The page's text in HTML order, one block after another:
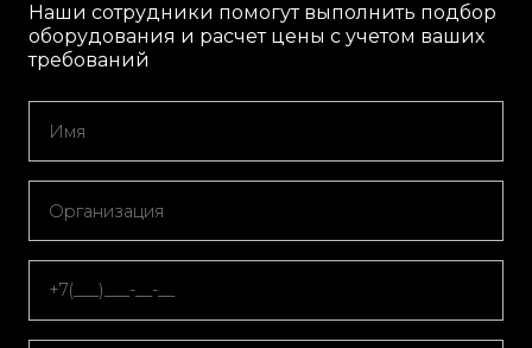
Наши сотрудники помогут выполнить подбор
оборудования и расчет цены с учетом ваших
требований